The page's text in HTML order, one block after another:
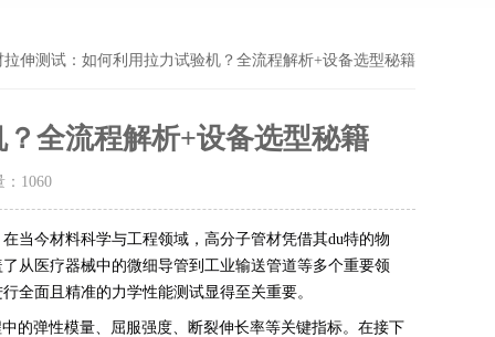
伸测试：如何利用拉力试验机？全流程解析+设备选型秘籍
全流程解析+设备选型秘籍
1060
在当今材料科学与工程领域，高分子管材凭借其du特的物
从医疗器械中的微细导管到工业输送管道等多个重要领
全面且精准的力学性能测试显得至关重要。
的弹性模量、屈服强度、断裂伸长率等关键指标。在接下